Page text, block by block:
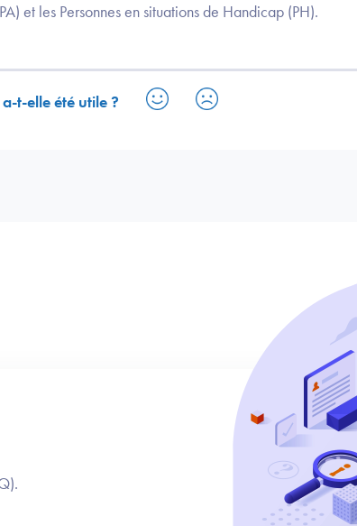
et les Personnes en situations de Handicap (PH).
t-elle été utile ?